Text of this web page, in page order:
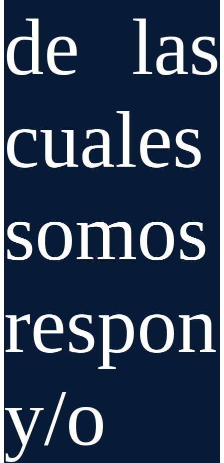
de las
cuales
somos
y/o